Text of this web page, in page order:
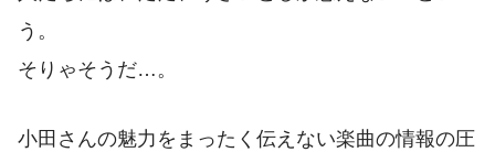
う。
そりゃそうだ…。
小田さんの魅力をまったく伝えない楽曲の情報の圧